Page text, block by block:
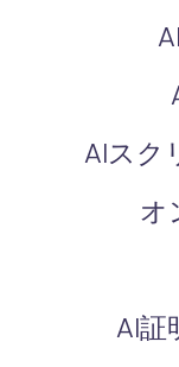
AIスク
オ
AI証